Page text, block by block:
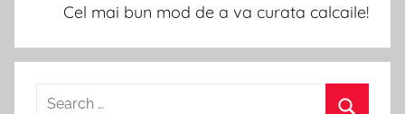
Cel mai bun mod de a va curata calcaile!
Search